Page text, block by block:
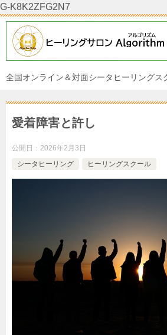
G-K8K2ZFG2N7
全国オンライン＆対面シータヒーリングス
愛着障害と許し
公開日： 2026年2月3日
シータヒーリング
ヒーリングスクール